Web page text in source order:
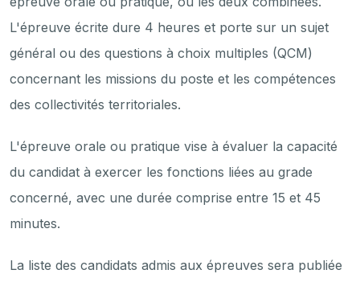
L'épreuve écrite dure 4 heures et porte sur un sujet
général ou des questions à choix multiples (QCM)
concernant les missions du poste et les compétences
des collectivités territoriales.
L'épreuve orale ou pratique vise à évaluer la capacité
du candidat à exercer les fonctions liées au grade
concerné, avec une durée comprise entre 15 et 45
minutes.
La liste des candidats admis aux épreuves sera publiée